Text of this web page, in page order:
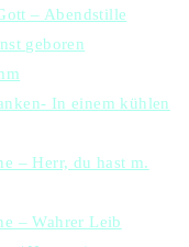
– Abendstille
geboren
In einem kühlen
– Herr, du hast m.
– Wahrer Leib